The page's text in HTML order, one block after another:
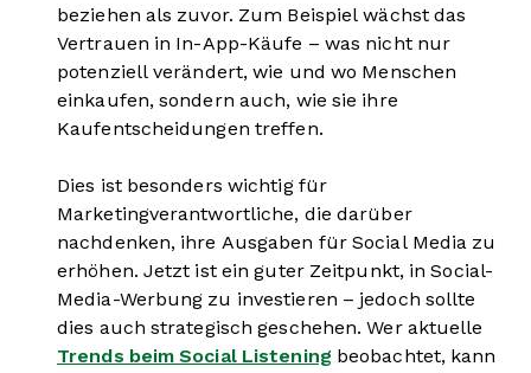
beziehen als zuvor. Zum Beispiel wächst das
Vertrauen in In-App-Käufe – was nicht nur
potenziell verändert, wie und wo Menschen
einkaufen, sondern auch, wie sie ihre
Kaufentscheidungen treffen.
Dies ist besonders wichtig für
Marketingverantwortliche, die darüber
nachdenken, ihre Ausgaben für Social Media zu
erhöhen. Jetzt ist ein guter Zeitpunkt, in Social-
Media-Werbung zu investieren – jedoch sollte
dies auch strategisch geschehen. Wer aktuelle
Trends beim Social Listening beobachtet, kann